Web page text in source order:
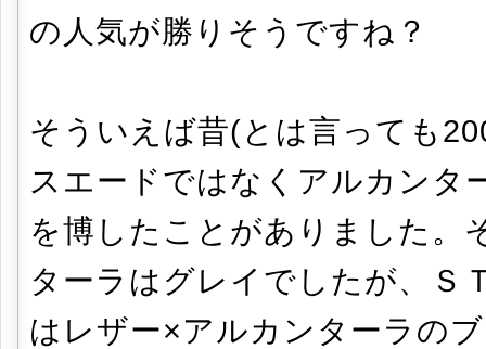
の人気が勝りそうですね？
そういえば昔(とは言っても
スエードではなくアルカンタ
を博したことがありました。
ターラはグレイでしたが、Ｓ
はレザー×アルカンターラの